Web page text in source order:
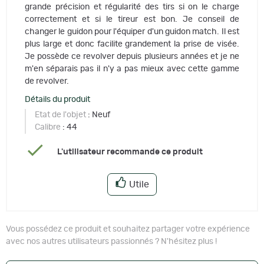
grande précision et régularité des tirs si on le charge
correctement et si le tireur est bon. Je conseil de
changer le guidon pour l'équiper d'un guidon match. Il est
plus large et donc facilite grandement la prise de visée.
Je possède ce revolver depuis plusieurs années et je ne
m'en séparais pas il n'y a pas mieux avec cette gamme
de revolver.
Détails du produit
Etat de l'objet : Neuf
Calibre : 44
L'utilisateur recommande ce produit
Utile
Vous possédez ce produit et souhaitez partager votre expérience
avec nos autres utilisateurs passionnés ? N'hésitez plus !